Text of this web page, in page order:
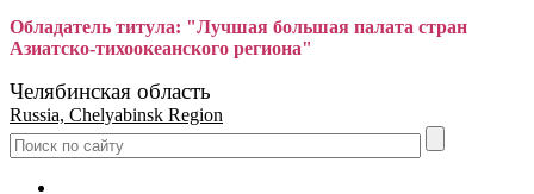
Обладатель титула: "Лучшая большая палата стран
Азиатско-тихоокеанского региона"
Челябинская область
Russia, Chelyabinsk Region